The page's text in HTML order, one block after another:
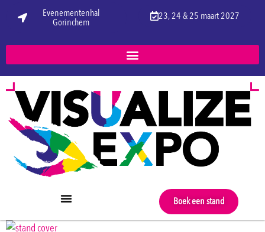
Evenementenhal
Gorinchem
23, 24 & 25 maart 2027
Boek een stand